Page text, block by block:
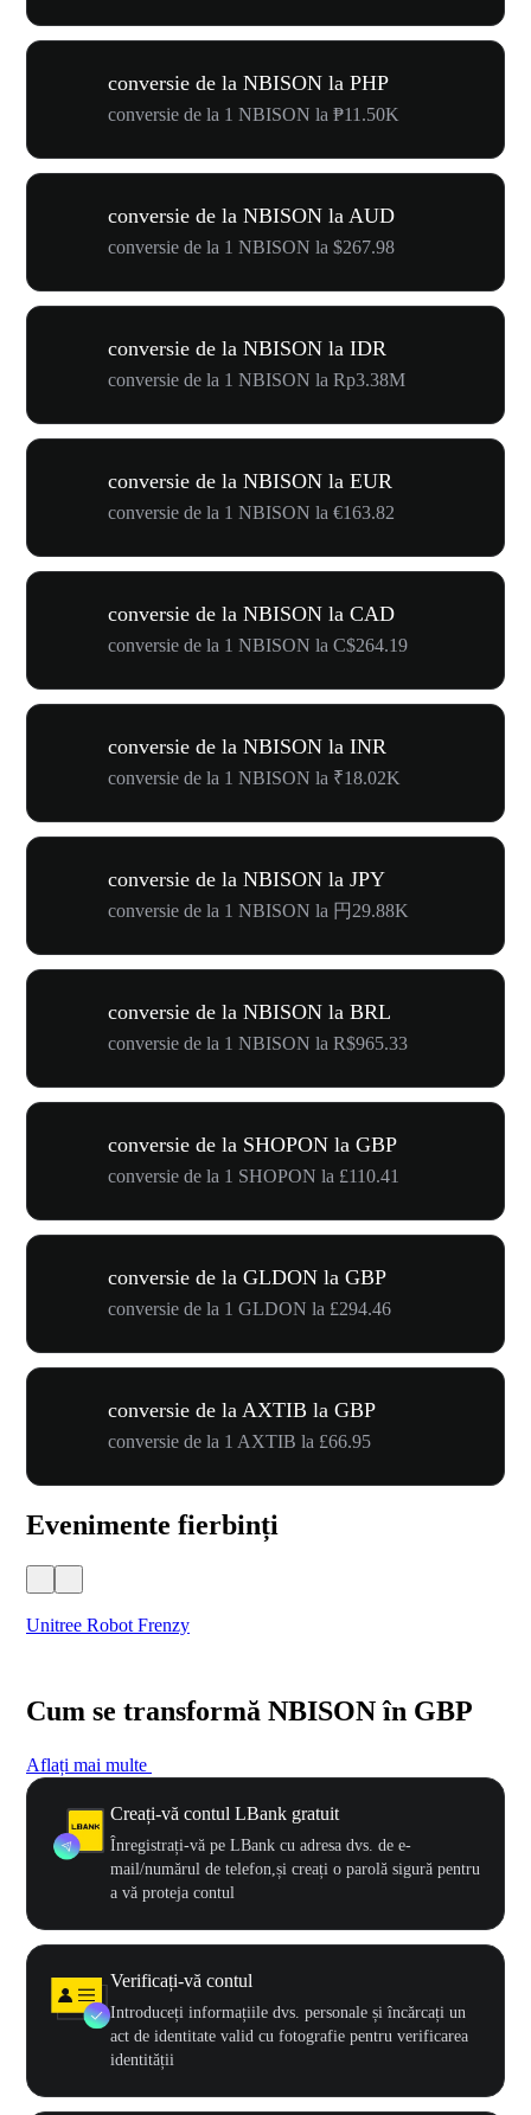
conversie de la NBISON la PHP
conversie de la 1 NBISON la ₱11.50K
conversie de la NBISON la AUD
conversie de la 1 NBISON la $267.98
conversie de la NBISON la IDR
conversie de la 1 NBISON la Rp3.38M
conversie de la NBISON la EUR
conversie de la 1 NBISON la €163.82
conversie de la NBISON la CAD
conversie de la 1 NBISON la C$264.19
conversie de la NBISON la INR
conversie de la 1 NBISON la ₹18.02K
conversie de la NBISON la JPY
conversie de la 1 NBISON la 円29.88K
conversie de la NBISON la BRL
conversie de la 1 NBISON la R$965.33
conversie de la SHOPON la GBP
conversie de la 1 SHOPON la £110.41
conversie de la GLDON la GBP
conversie de la 1 GLDON la £294.46
conversie de la AXTIB la GBP
conversie de la 1 AXTIB la £66.95
Evenimente fierbinți
Unitree Robot Frenzy
Cum se transformă NBISON în GBP
Aflați mai multe
Creați-vă contul LBank gratuit
Înregistrați-vă pe LBank cu adresa dvs. de e-
mail/numărul de telefon,și creați o parolă sigură pentru
a vă proteja contul
Verificați-vă contul
Introduceți informațiile dvs. personale și încărcați un
act de identitate valid cu fotografie pentru verificarea
identității